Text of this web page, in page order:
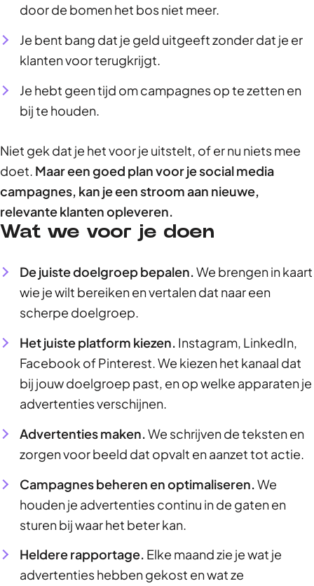
door de bomen het bos niet meer.
Je bent bang dat je geld uitgeeft zonder dat je er
klanten voor terugkrijgt.
Je hebt geen tijd om campagnes op te zetten en
bij te houden.
Niet gek dat je het voor je uitstelt, of er nu niets mee
doet. Maar een goed plan voor je social media
campagnes, kan je een stroom aan nieuwe,
relevante klanten opleveren.
Wat we voor je doen
De juiste doelgroep bepalen.We brengen in kaart
wie je wilt bereiken en vertalen dat naar een
scherpe doelgroep.
Het juiste platform kiezen. Instagram, LinkedIn,
Facebook of Pinterest. We kiezen het kanaal dat
bij jouw doelgroep past, en op welke apparaten je
advertenties verschijnen.
Advertenties maken.We schrijven de teksten en
zorgen voor beeld dat opvalt en aanzet tot actie.
Campagnes beheren en optimaliseren.We
houden je advertenties continu in de gaten en
sturen bij waar het beter kan.
Heldere rapportage. Elke maand zie je wat je
advertenties hebben gekost en wat ze